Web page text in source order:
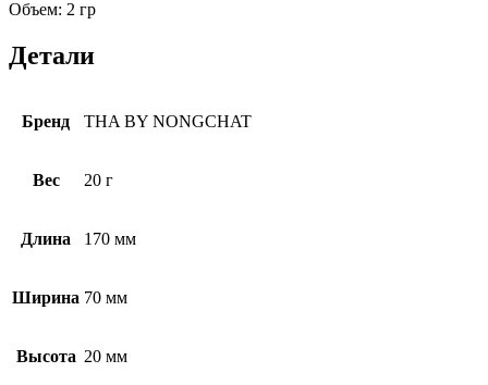
Объем: 2 гр
Детали
Бренд THA BY NONGCHAT
Вес 20 г
Длина 170 мм
Ширина 70 мм
Высота 20 мм